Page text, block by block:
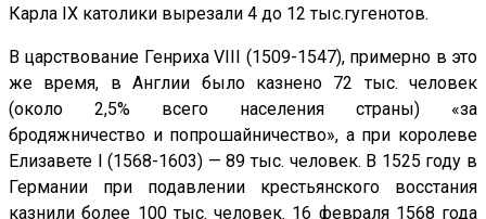
Карла IX католики вырезали 4 до 12 тыс.гугенотов.
В царствование Генриха VIII (1509-1547), примерно в это
же время, в Англии было казнено 72 тыс. человек
(около 2,5% всего населения страны) «за
бродяжничество и попрошайничество», а при королеве
Елизавете I (1568-1603) — 89 тыс. человек. В 1525 году в
Германии при подавлении крестьянского восстания
казнили более 100 тыс. человек. 16 февраля 1568 года